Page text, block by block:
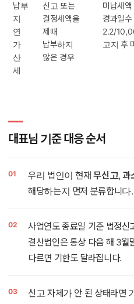
납부
지
연
가
산
세
신고 또는
결정세액을
제때
납부하지
않은 경우
미납세
경과일
2.2/
고지 후
대표님 기준 대응 순서
우리 법인이 현재무신고, 과
해당하는지 먼저 분류합니다.
사업연도 종료일 기준 법정신
결산법인은 통상 다음 해 3월
다르면 기한도 달라집니다.
신고 자체가 안 된 상태라면